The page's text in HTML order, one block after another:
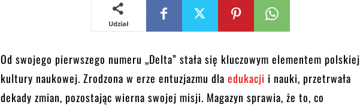
Udział
Od swojego pierwszego numeru „Delta” stała się kluczowym elementem polskiej
kultury naukowej. Zrodzona w erze entuzjazmu dlaedukacji i nauki, przetrwała
dekady zmian, pozostając wierna swojej misji. Magazyn sprawia, że to, co